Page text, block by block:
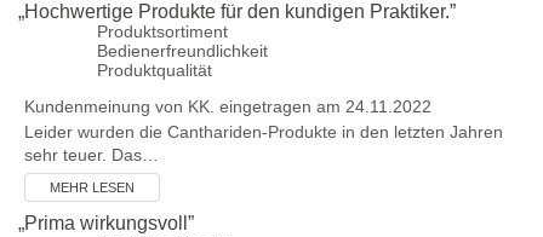
„Hochwertige Produkte für den kundigen Praktiker.”
Produktsortiment
Bedienerfreundlichkeit
Produktqualität
Kundenmeinung von KK. eingetragen am 24.11.2022
Leider wurden die Canthariden-Produkte in den letzten Jahren
sehr teuer. Das…
MEHR LESEN
„Prima wirkungsvoll ”